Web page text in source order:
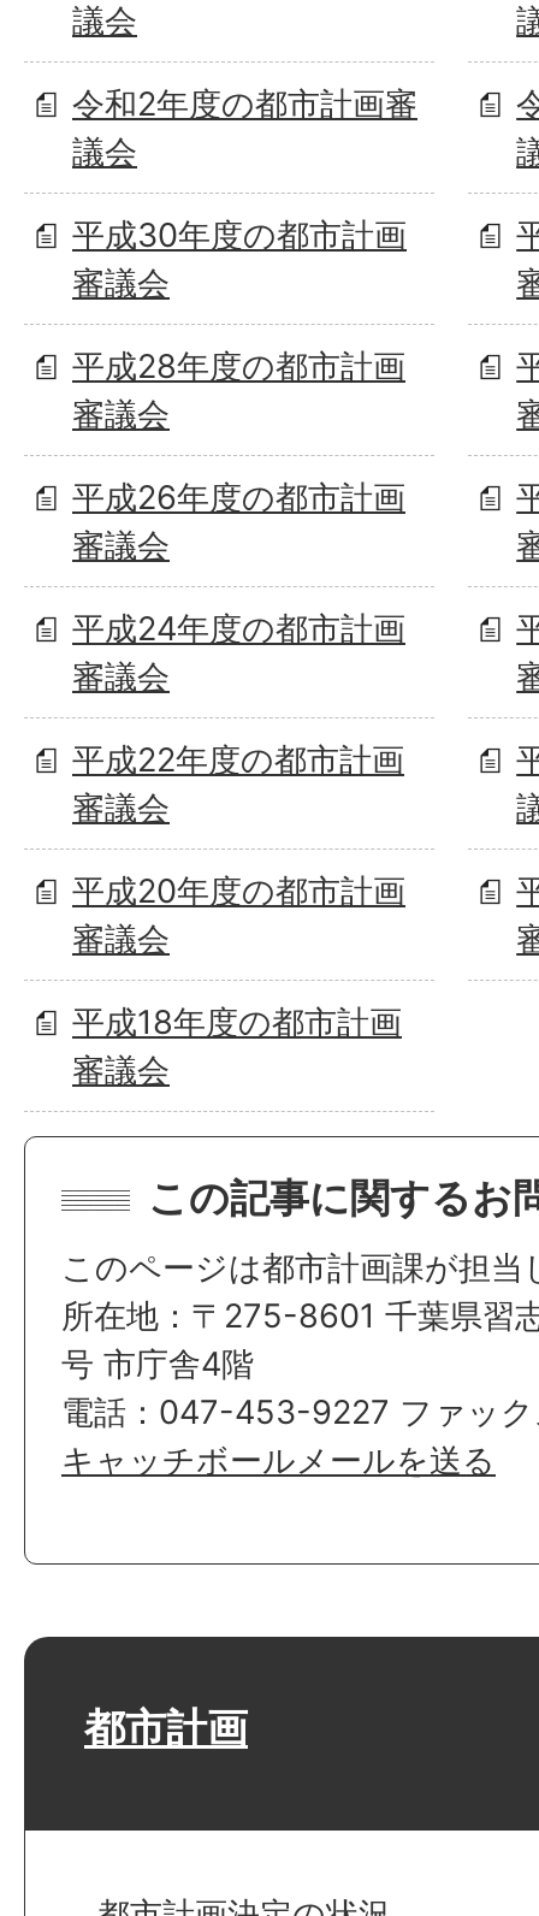
議会
令和2年度の都市計画審
議会
平成30年度の都市計画
審議会
平成28年度の都市計画
審議会
平成26年度の都市計画
審議会
平成24年度の都市計画
審議会
平成22年度の都市計画
審議会
平成20年度の都市計画
審議会
平成18年度の都市計画
審議会
この記事に関するお
このページは都市計画課が担当
所在地：〒275-8601 千葉県習
号 市庁舎4階
電話：047-453-9227 ファッ
キャッチボールメールを送る
都市計画